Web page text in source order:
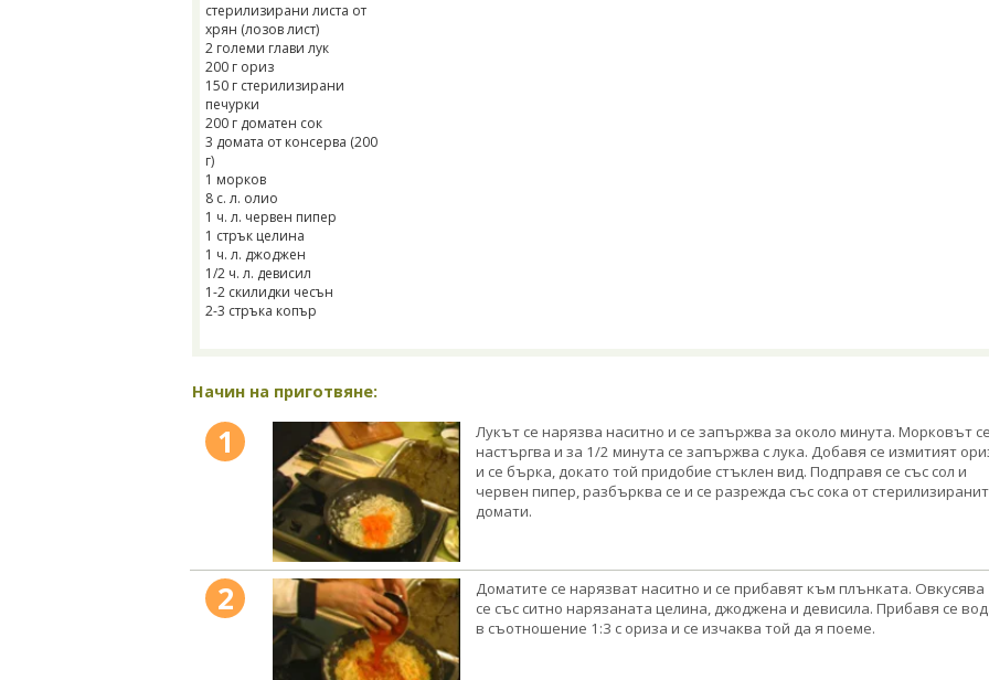
стерилизирани листа от
хрян (лозов лист)
2 големи глави лук
200 г ориз
150 г стерилизирани
печурки
200 г доматен сок
3 домата от консерва (200
г)
1 морков
8 с. л. олио
1 ч. л. червен пипер
1 стрък целина
1 ч. л. джоджен
1/2 ч. л. девисил
1-2 скилидки чесън
2-3 стръка копър
Начин на приготвяне:
1
Лукът се нарязва наситно и се запържва за около минута. Морковът
настъргва и за 1/2 минута се запържва с лука. Добавя се измитият
и се бърка, докато той придобие стъклен вид. Подправя се със сол и
червен пипер, разбърква се и се разрежда със сока от
домати.
2
Доматите се нарязват наситно и се прибавят към плънката. Овкусява
се със ситно нарязаната целина, джоджена и девисила. Прибавя се
в съотношение 1:3 с ориза и се изчаква той да я поеме.